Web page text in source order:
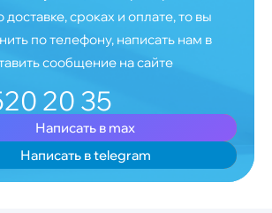
сроках и оплате, то вы
по телефону, написать нам в
сообщение на сайте
20 35
Написать в max
Написать в telegram